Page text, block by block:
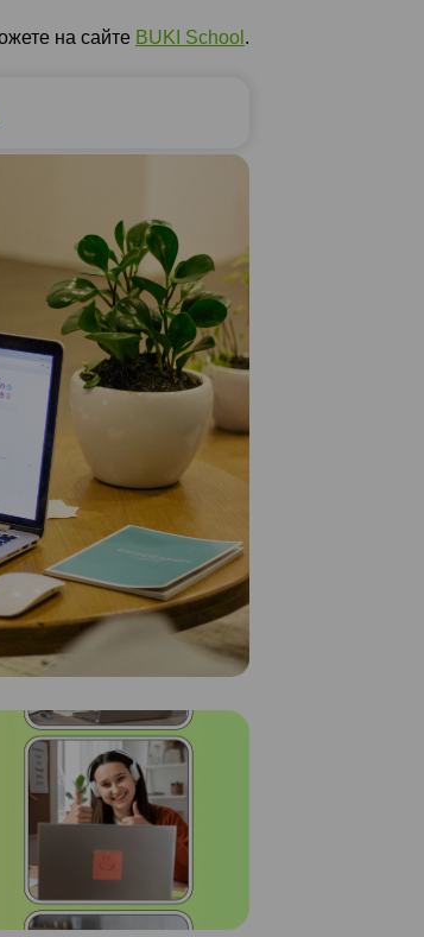
на сайте BUKI School .